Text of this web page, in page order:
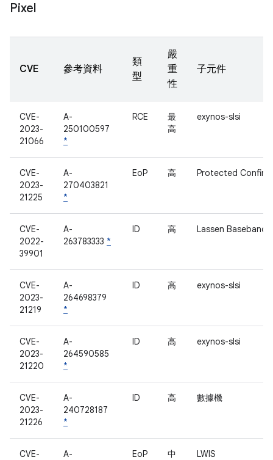
Pixel
CVE 參考資料
類
型
嚴
重
性
子元件
CVE-
2023-
21066
A-
250100597
*
RCE
最
高
exynos-slsi
CVE-
2023-
21225
A-
270403821
*
EoP 高 Protected
CVE-
2022-
39901
A-
263783333 *
ID 高 Lassen Baseband
CVE-
2023-
21219
A-
264698379
*
ID 高 exynos-slsi
CVE-
2023-
21220
A-
264590585
*
ID 高 exynos-slsi
CVE-
2023-
21226
A-
240728187
*
ID 高 數據機
CVE-
A-
EoP 中 LWIS